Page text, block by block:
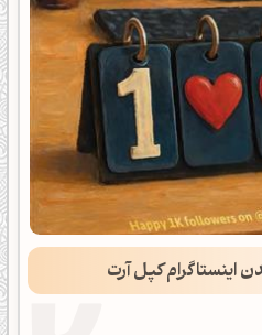
اینستاگرام کپل آرت